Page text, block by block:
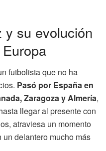
y su evolución
futbolista que no ha
Pasó por España en
Zaragoza y Almería,
llegar al presente con
atraviesa un momento
delantero mucho más